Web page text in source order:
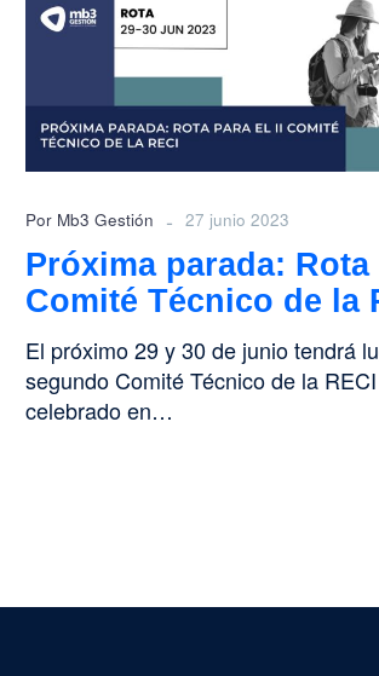
Comité
Técnico
la
RECI
Por Mb3 Gestión - 27 junio 2023
Próxima parada: Rota
Comité Técnico de la
El próximo 29 y 30 de junio tendrá
segundo Comité Técnico de la
celebrado en…